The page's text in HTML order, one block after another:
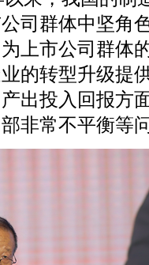
司群体中坚角
上市公司群体
的转型升级提
出投入回报方
非常不平衡等